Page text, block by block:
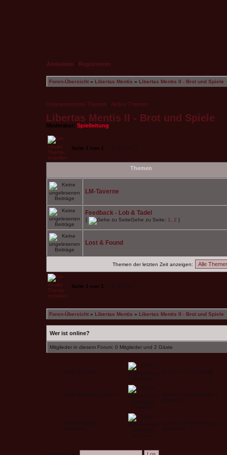
Anmelden Registrieren
Foren-Übersicht » Libertas Mentis » Libertas Mentis II - Brot und Spiele
Unbeantwortete Themen Aktive Themen
Libertas Mentis II - Brot und Spiele
Moderator: Spielleitung
Seite 1 von 1
Themen
LM-Taverne
Feedback - Lob & Tadel
[ Gehe zu Seite: 1 2 ]
Lost & Found
Themen der letzten Zeit anzeigen:
Seite 1 von 1
Foren-Übersicht » Libertas Mentis » Libertas Mentis II - Brot und Spiele
Wer ist online?
Mitglieder in diesem Forum: 0 Mitglieder und 2 Gäste